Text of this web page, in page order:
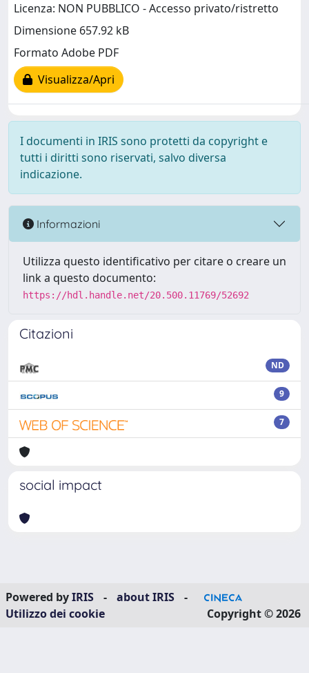
Licenza: NON PUBBLICO - Accesso privato/ristretto
Dimensione 657.92 kB
Formato Adobe PDF
Visualizza/Apri
I documenti in IRIS sono protetti da copyright e
tutti i diritti sono riservati, salvo diversa
indicazione.
Informazioni
Utilizza questo identificativo per citare o creare un
link a questo documento:
https://hdl.handle.net/20.500.11769/52692
Citazioni
ND
9
7
social impact
Powered byIRIS - about IRIS
-
Utilizzo dei cookie
Copyright © 2026